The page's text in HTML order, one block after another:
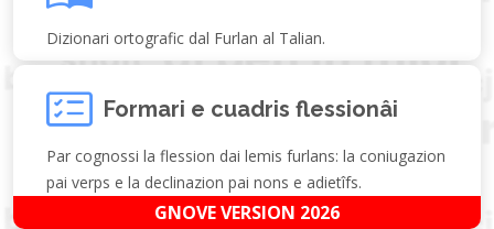
Dizionari ortografic dal Furlan al Talian.
Formari e cuadris flessionâi
Par cognossi la flession dai lemis furlans: la coniugazion
pai verps e la declinazion pai nons e adietîfs.
GNOVE VERSION 2026